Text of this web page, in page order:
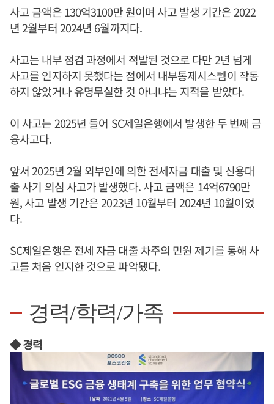
사고 금액은 130억3100만 원이며 사고 발생 기간은 2022
년 2월부터 2024년 6월까지다.
사고는 내부 점검 과정에서 적발된 것으로 다만 2년 넘게
사고를 인지하지 못했다는 점에서 내부통제시스템이 작동
하지 않았거나 유명무실한 것 아니냐는 지적을 받았다.
이 사고는 2025년 들어 SC제일은행에서 발생한 두 번째 금
융사고다.
앞서 2025년 2월 외부인에 의한 전세자금 대출 및 신용대
출 사기 의심 사고가 발생했다. 사고 금액은 14억6790만
원, 사고 발생 기간은 2023년 10월부터 2024년 10월이었
다.
SC제일은행은 전세 자금 대출 차주의 민원 제기를 통해 사
고를 처음 인지한 것으로 파악됐다.
경력/학력/가족
◆ 경력